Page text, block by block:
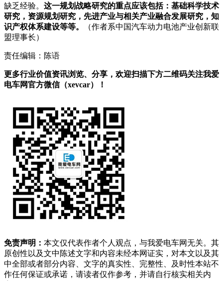
缺乏经验。 这一规划战略研究的重点应该包括：基础科学技术
研究，资源规划研究，先进产业与相关产业融合发展研究，知
识产权体系建设等等。
（作者系中国汽车动力电池产业创新联
盟理事长）
责任编辑：陈语
更多行业价值资讯浏览、分享，欢迎扫描下方二维码关注我爱
电车网官方微信（xevcar）！
免责声明： 本文仅代表作者个人观点，与我爱电车网无关。其
原创性以及文中陈述文字和内容未经本网证实，对本文以及其
中全部或者部分内容、文字的真实性、完整性、及时性本站不
作任何保证或承诺，请读者仅作参考，并请自行核实相关内